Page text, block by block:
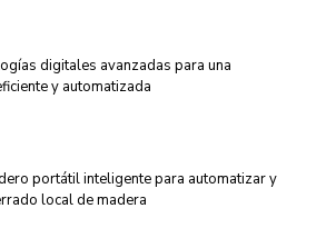
digitales avanzadas para una
y automatizada
portátil inteligente para automatizar y
local de madera